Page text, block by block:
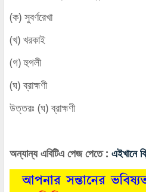
(ক) সুবর্ণরেখা
(খ) খরকাই
(গ) হুগলী
(ঘ) ব্রাহ্মণী
উত্তরঃ (ঘ) ব্রাহ্মণী
অন্যান্য এবিটিএ পেজ পেতে : এইখানে